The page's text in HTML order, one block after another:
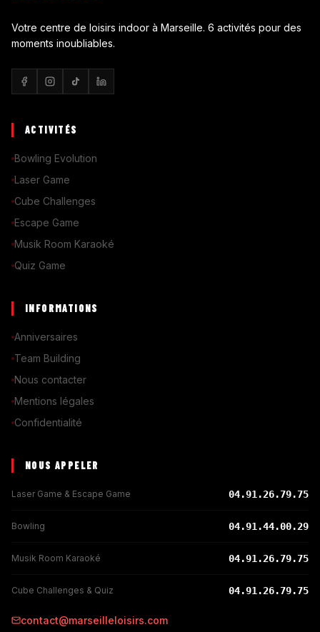
Votre centre de loisirs indoor à Marseille. 6 activités pour des
moments inoubliables.
ACTIVITÉS
Bowling Evolution
Laser Game
Cube Challenges
Escape Game
Musik Room Karaoké
Quiz Game
INFORMATIONS
Anniversaires
Team Building
Nous contacter
Mentions légales
Confidentialité
NOUS APPELER
Laser Game & Escape Game 04.91.26.79.75
Bowling 04.91.44.00.29
Musik Room Karaoké 04.91.26.79.75
Cube Challenges & Quiz 04.91.26.79.75
contact@marseilleloisirs.com